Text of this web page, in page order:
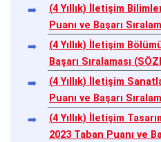
(4 Yıllık) İletişim
Puanı ve Başarı
(4 Yıllık) İletişim
Başarı Sıralaması
(4 Yıllık) İletişim
Puanı ve Başarı
(4 Yıllık) İletişim
2023 Taban Puanı ve